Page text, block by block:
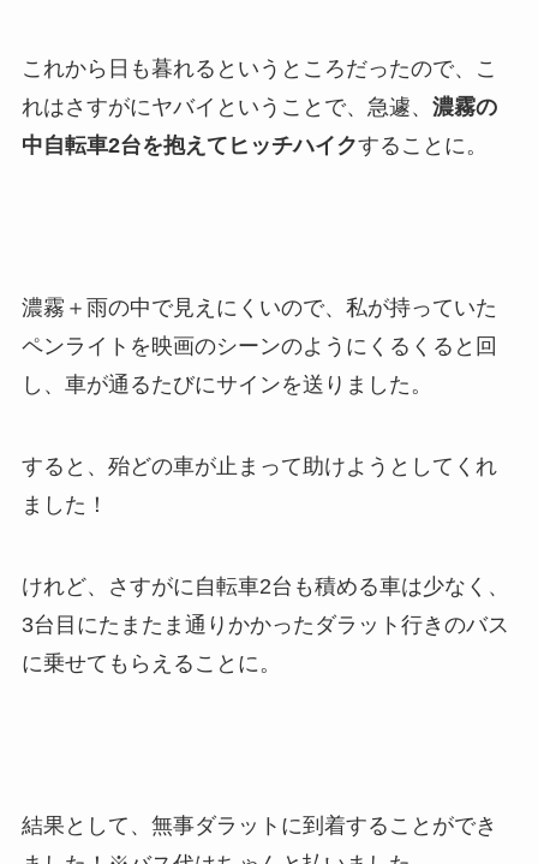
これから日も暮れるというところだったので、こ
れはさすがにヤバイということで、急遽、 濃霧の
中自転車2台を抱えてヒッチハイクすることに。
濃霧＋雨の中で見えにくいので、私が持っていた
ペンライトを映画のシーンのようにくるくると回
し、車が通るたびにサインを送りました。
すると、殆どの車が止まって助けようとしてくれ
ました！
けれど、さすがに自転車2台も積める車は少なく、
3台目にたまたま通りかかったダラット行きのバス
に乗せてもらえることに。
結果として、無事ダラットに到着することができ